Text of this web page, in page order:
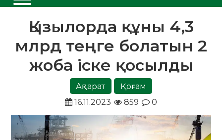
Қызылорда құны 4,3
млрд теңге болатын 2
жоба іске қосылды
Ақпарат
Қоғам
16.11.2023
859 0